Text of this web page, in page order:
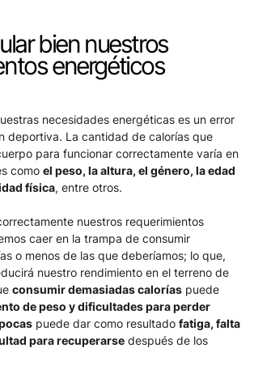
bien nuestros
energéticos
necesidades energéticas es un error
deportiva. La cantidad de calorías que
para funcionar correctamente varía en
como el peso, la altura, el género, la edad
física, entre otros.
nuestros requerimientos
caer en la trampa de consumir
o menos de las que deberíamos; lo que,
nuestro rendimiento en el terreno de
consumir demasiadas calorías puede
de peso y dificultades para perder
puede dar como resultado fatiga, falta
para recuperarse después de los